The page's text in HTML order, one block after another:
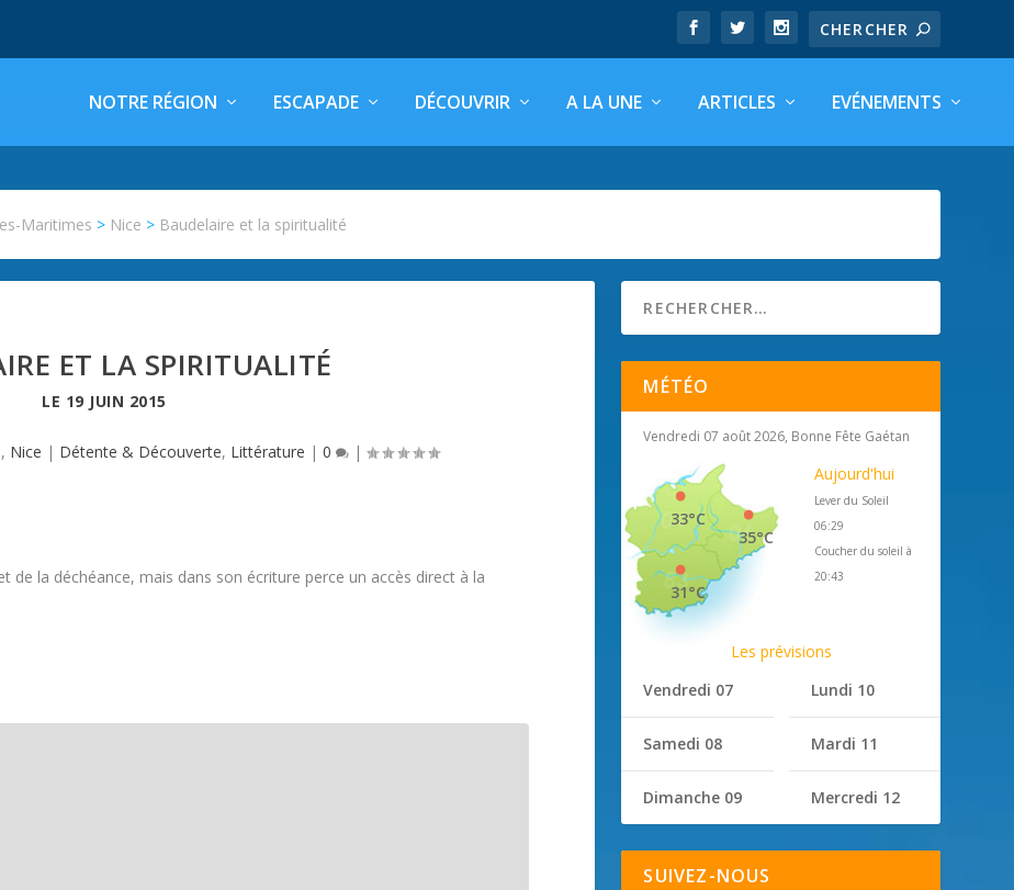
NOTRE RÉGION ESCAPADE DÉCOUVRIR A LA UNE ARTICLES EVÉNEMENTS
Maritimes > Nice > Baudelaire et la spiritualité
ET LA SPIRITUALITÉ
LE 19 JUIN 2015
, Nice | Détente & Découverte, Littérature | 0 |
de la déchéance, mais dans son écriture perce un accès direct à la
MÉTÉO
Vendredi 07 août 2026, Bonne Fête Gaétan
35°C
33°C
31°C
Aujourd'hui
Lever du Soleil
06:29
Coucher du soleil à
20:43
Les prévisions
Vendredi 07
Samedi 08
Dimanche 09
Lundi 10
Mardi 11
Mercredi 12
SUIVEZ-NOUS